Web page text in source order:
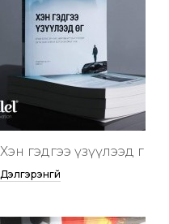
Хэн гэдгээ үзүүлээд өг
Дэлгэрэнгүй